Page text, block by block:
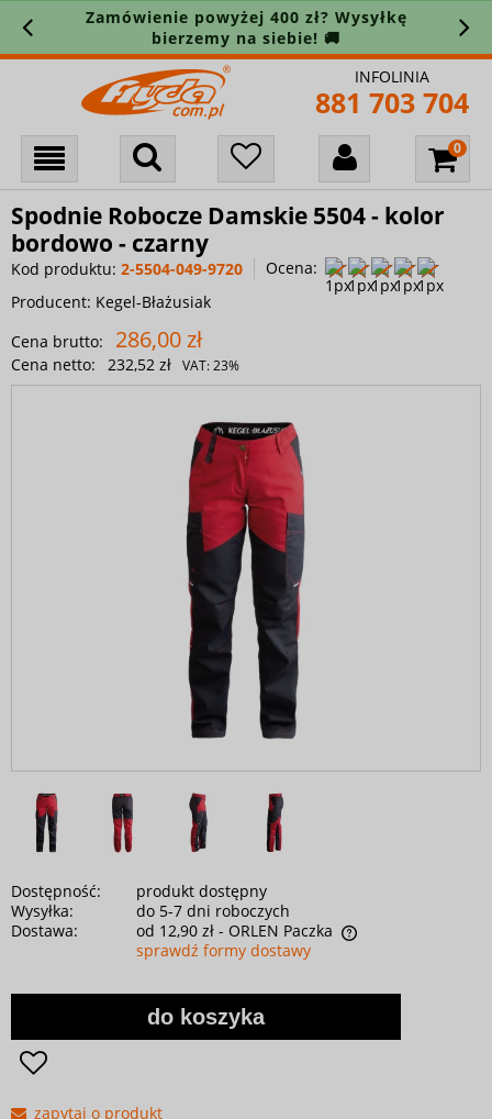
Zamówienie powyżej 400 zł? Wysyłkę
bierzemy na siebie! 🚚
INFOLINIA
881 703 704
Spodnie Robocze Damskie 5504 - kolor
bordowo - czarny
Kod produktu: 2-5504-049-9720
Ocena:
Producent: Kegel-Błażusiak
Cena brutto:
286,00 zł
Cena netto: 232,52 zł VAT:23%
Dostępność:
produkt dostępny
Wysyłka:
do 5-7 dni roboczych
Dostawa:
od 12,90 zł - ORLEN Paczka
sprawdź formy dostawy
do koszyka
zapytaj o produkt